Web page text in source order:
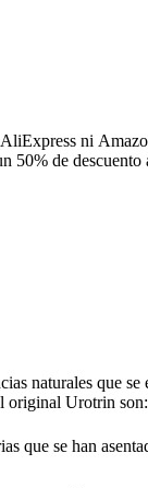
ni
50% de
naturales que
original Urotrin son:
que se han